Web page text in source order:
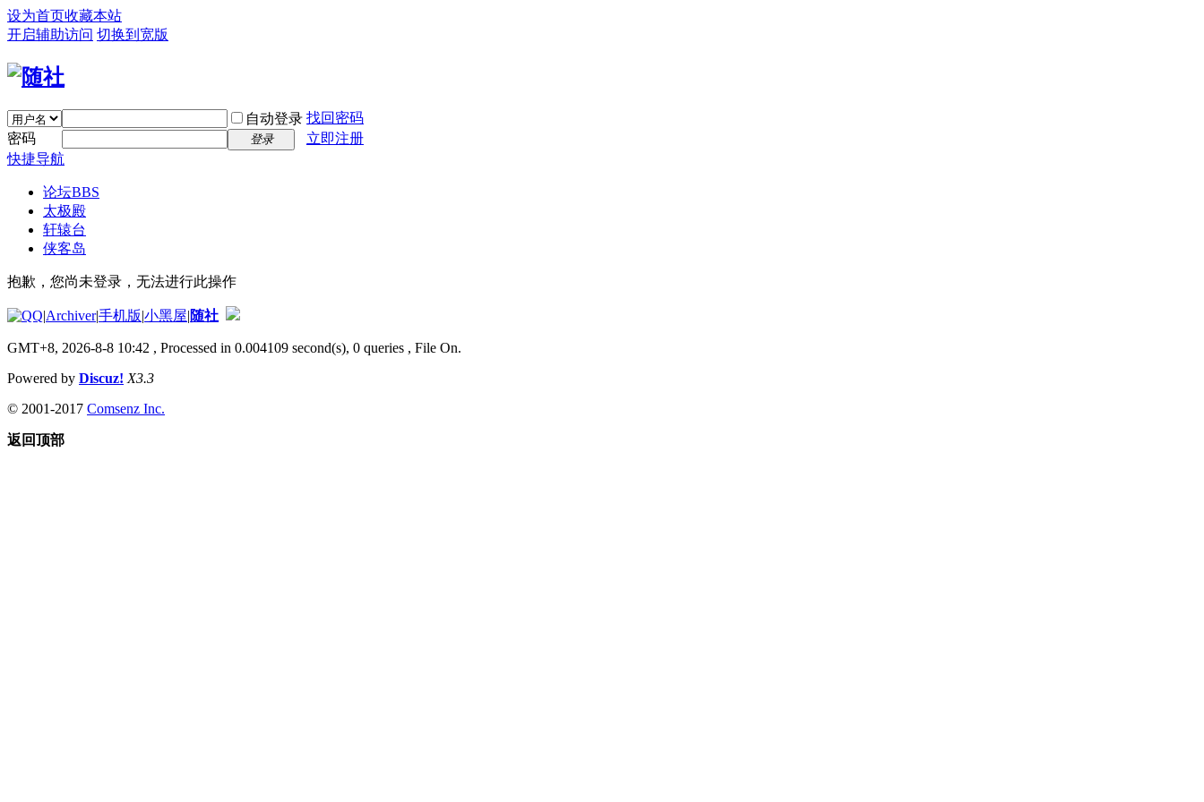
设为首页收藏本站
开启辅助访问 切换到宽版
自动登录 找回密码
密码
登录
立即注册
快捷导航
论坛BBS
太极殿
轩辕台
侠客岛
抱歉，您尚未登录，无法进行此操作
|Archiver|手机版|小黑屋|随社
GMT+8, 2026-8-8 10:42 , Processed in 0.004109 second(s), 0 queries , File On.
Powered by Discuz! X3.3
© 2001-2017 Comsenz Inc.
返回顶部